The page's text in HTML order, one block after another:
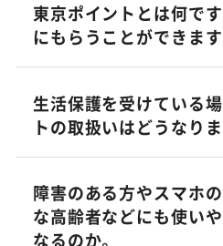
東京ポイントとは何で
にもらうことができます
生活保護を受けている
トの取扱いはどうなり
障害のある方やスマホ
な高齢者などにも使い
なるのか。